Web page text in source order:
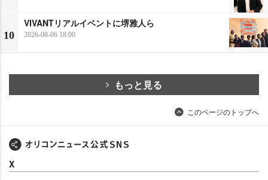
10
VIVANTリアルイベントに堺雅人ら
2026-08-06 18:00
もっと見る
このページのトップへ
X